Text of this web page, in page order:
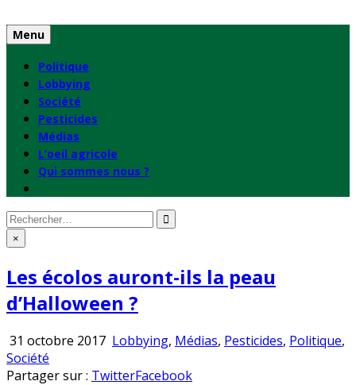
to
content
Menu
Politique
Lobbying
Société
Pesticides
Médias
L’oeil agricole
Qui sommes nous ?
Rechercher
: ×
Les écolos auront-ils la peau
d’Halloween ?
31 octobre 2017 Publié
Lobbying, Médias, Pesticides, Politique,
Société
Partager sur : TwitterFacebook